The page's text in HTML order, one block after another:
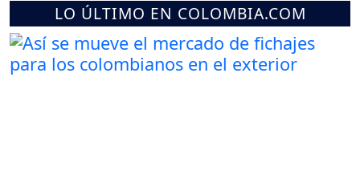
LO ÚLTIMO EN COLOMBIA.COM